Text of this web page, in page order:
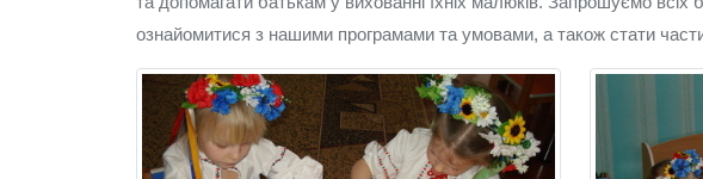
ознайомитися з нашими програмами та умовами, а також стати